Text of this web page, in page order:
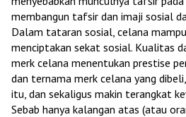
membangun tafsir dan imaji sosial
Dalam tataran sosial, celana
menciptakan sekat sosial. Kualitas
merk celana menentukan prestise
dan ternama merk celana yang
itu, dan sekaligus makin terangkat
Sebab hanya kalangan atas (atau